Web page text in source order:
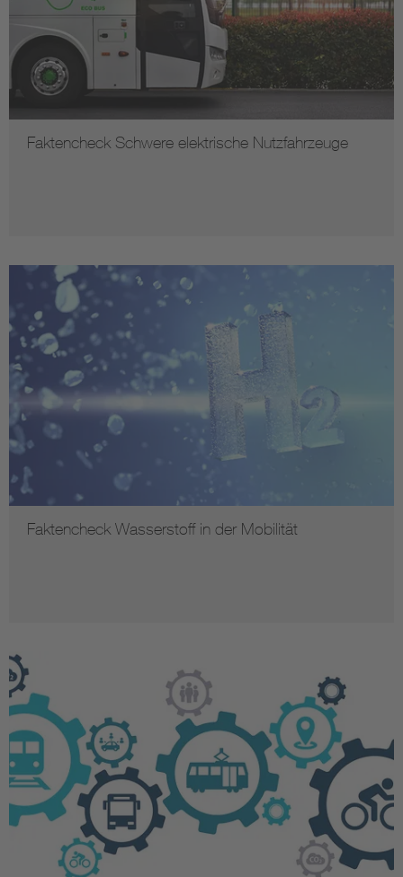
Faktencheck Schwere elektrische Nutzfahrzeuge
Faktencheck Wasserstoff in der Mobilität